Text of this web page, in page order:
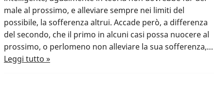
male al prossimo, e alleviare sempre nei limiti del
possibile, la sofferenza altrui. Accade però, a differenza
del secondo, che il primo in alcuni casi possa nuocere al
prossimo, o perlomeno non alleviare la sua sofferenza,…
Leggi tutto »